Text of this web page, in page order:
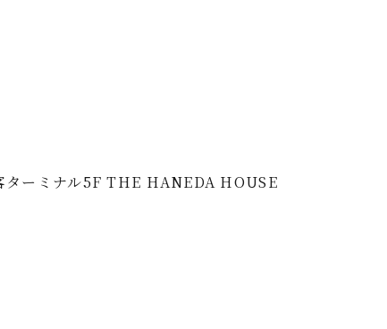
ーミナル5F THE HANEDA HOUSE